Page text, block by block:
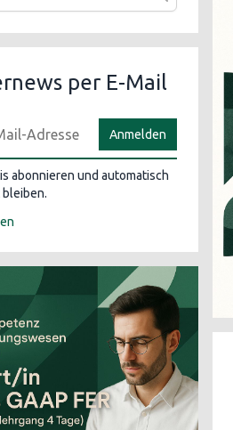
per E-Mail
Anmelden
abonnieren und automatisch